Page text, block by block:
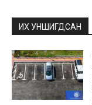
ИХ УНШИГДСАН